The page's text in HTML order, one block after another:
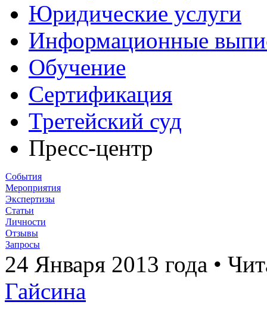
Юридические услуги
Информационные
Обучение
Сертификация
Третейский суд
Пресс-центр
События
Мероприятия
Экспертизы
Статьи
Личности
Отзывы
Запросы
24 Января 2013 года •
Гайсина